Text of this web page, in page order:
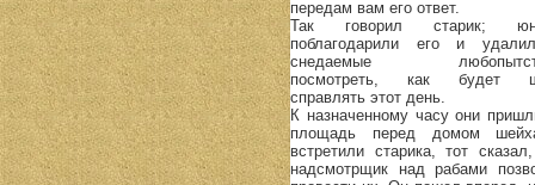
передам вам его ответ.
Так говорил старик;
поблагодарили его и
снедаемые
посмотреть, как будет
справлять этот день.
К назначенному часу они
площадь перед домом
встретили старика, тот
надсмотрщик над рабами